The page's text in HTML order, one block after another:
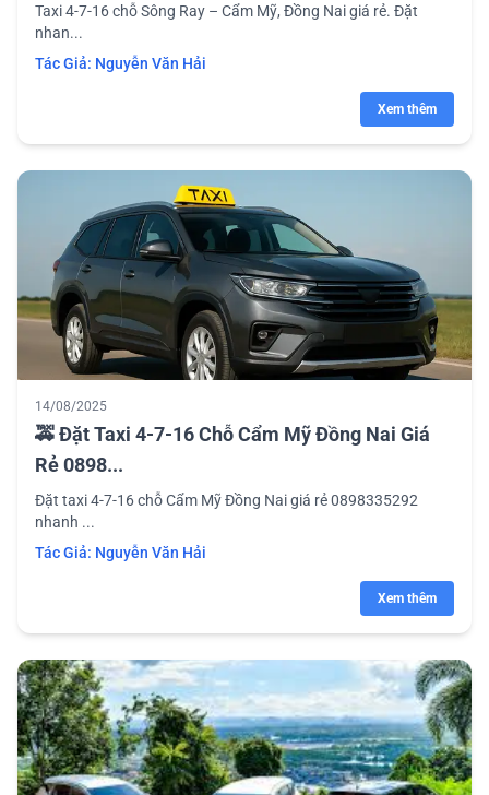
Taxi 4-7-16 chỗ Sông Ray – Cẩm Mỹ, Đồng Nai giá rẻ. Đặt
nhan...
Tác Giả: Nguyễn Văn Hải
Xem thêm
14/08/2025
🚕 Đặt Taxi 4-7-16 Chỗ Cẩm Mỹ Đồng Nai Giá
Rẻ 0898...
Đặt taxi 4-7-16 chỗ Cẩm Mỹ Đồng Nai giá rẻ 0898335292
nhanh ...
Tác Giả: Nguyễn Văn Hải
Xem thêm